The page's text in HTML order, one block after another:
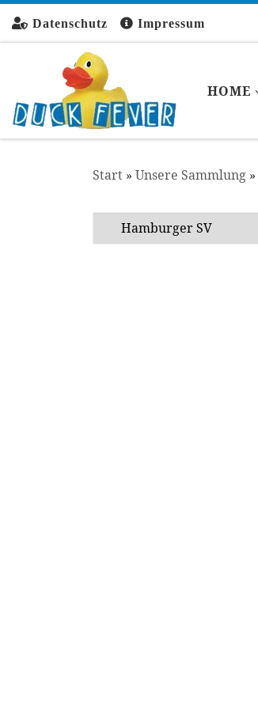
Zum Inhalt springen
Datenschutz Impressum
HOME
Start » Unsere Sammlung »